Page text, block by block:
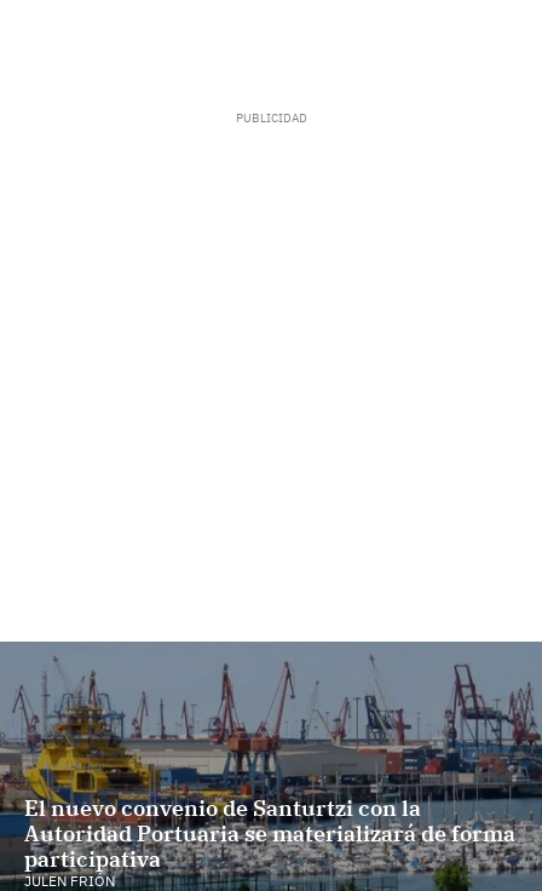
El nuevo convenio de Santurtzi con la
Autoridad Portuaria se materializará de forma
participativa
JULEN FRIÓN